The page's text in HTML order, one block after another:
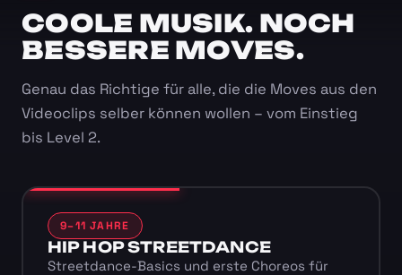
COOLE MUSIK. NOCH
BESSERE MOVES.
Genau das Richtige für alle, die die Moves aus den
Videoclips selber können wollen – vom Einstieg
bis Level 2.
9–11 JAHRE
HIP HOP STREETDANCE
Streetdance-Basics und erste Choreos für